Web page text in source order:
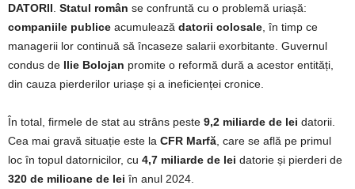
DATORII Statul român se confruntă cu o problemă uriașă:
companiile publice acumulează datorii colosale , în timp ce
managerii lor continuă să încaseze salarii exorbitante. Guvernul
condus de Ilie Bolojan promite o reformă dură a acestor entități,
din cauza pierderilor uriașe și a ineficienței cronice.
În total, firmele de stat au strâns peste 9,2 miliarde de lei datorii.
Cea mai gravă situație este la CFR Marfă , care se află pe primul
loc în topul datornicilor, cu 4,7 miliarde de lei datorie și pierderi de
320 de milioane de lei în anul 2024.